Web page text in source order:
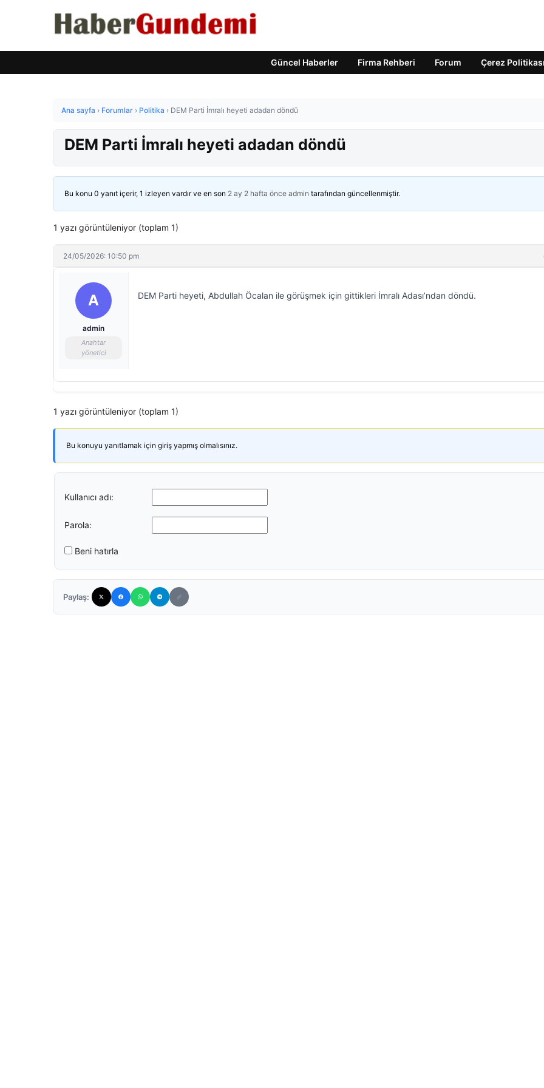
Güncel Haberler Firma Rehberi Forum Çerez Politikası
Ana sayfa › Forumlar › Politika › DEM Parti İmralı heyeti adadan döndü
DEM Parti İmralı heyeti adadan döndü
Bu konu 0 yanıt içerir, 1 izleyen vardır ve en son 2 ay 2 hafta önce admin tarafından güncellenmiştir.
1 yazı görüntüleniyor (toplam 1)
24/05/2026: 10:50 pm
A
admin
Anahtar
yönetici
DEM Parti heyeti, Abdullah Öcalan ile görüşmek için gittikleri İmralı Adası’ndan döndü.
1 yazı görüntüleniyor (toplam 1)
Bu konuyu yanıtlamak için giriş yapmış olmalısınız.
Kullanıcı adı:
Parola:
Beni hatırla
Paylaş: